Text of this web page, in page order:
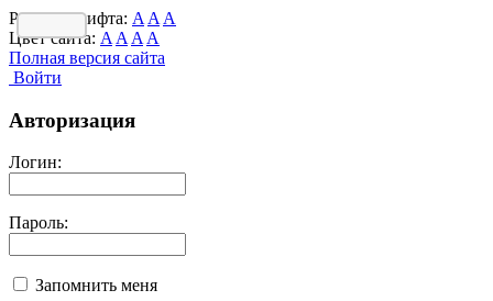
Размер шрифта: A A A
Цвет сайта: A A A A
Полная версия сайта
Войти
Авторизация
Логин:
Пароль:
Запомнить меня